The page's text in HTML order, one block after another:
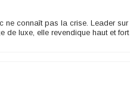
ne connaît pas la crise. Leader sur
de luxe, elle revendique haut et fort